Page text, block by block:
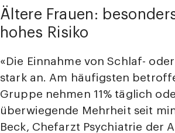
Ältere Frauen:
hohes Risiko
«Die Einnahme von Schlaf-
stark an. Am häufigsten
Gruppe nehmen 11% täglich
überwiegende Mehrheit seit
Beck, Chefarzt Psychiatrie der